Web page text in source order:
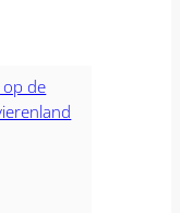
op de